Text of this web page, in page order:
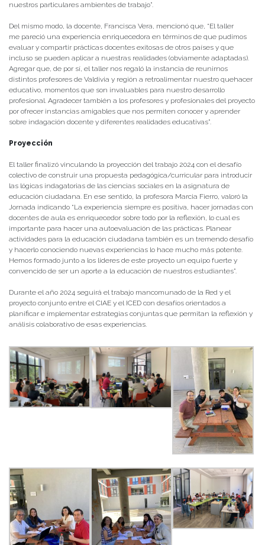
nuestros particulares ambientes de trabajo”.
Del mismo modo, la docente, Francisca Vera, mencionó que, “El taller
me pareció una experiencia enriquecedora en términos de que pudimos
evaluar y compartir prácticas docentes exitosas de otros países y que
incluso se pueden aplicar a nuestras realidades (obviamente adaptadas).
Agregar que, de por sí, el taller nos regaló la instancia de reunirnos
distintos profesores de Valdivia y región a retroalimentar nuestro quehacer
educativo, momentos que son invaluables para nuestro desarrollo
profesional. Agradecer también a los profesores y profesionales del proyecto
por ofrecer instancias amigables que nos permiten conocer y aprender
sobre indagación docente y diferentes realidades educativas”.
Proyección
El taller finalizó vinculando la proyección del trabajo 2024 con el desafío
colectivo de construir una propuesta pedagógica/curricular para introducir
las lógicas indagatorias de las ciencias sociales en la asignatura de
educación ciudadana. En ese sentido, la profesora Marcia Fierro, valoró la
Jornada indicando “La experiencia siempre es positiva, hacer jornadas con
docentes de aula es enriquecedor sobre todo por la reflexión, lo cual es
importante para hacer una autoevaluación de las prácticas. Planear
actividades para la educación ciudadana también es un tremendo desafío
y hacerlo conociendo nuevas experiencias lo hace mucho más potente.
Hemos formado junto a los lideres de este proyecto un equipo fuerte y
convencido de ser un aporte a la educación de nuestros estudiantes”.
Durante el año 2024 seguirá el trabajo mancomunado de la Red y el
proyecto conjunto entre el CIAE y el ICED con desafíos orientados a
planificar e implementar estrategias conjuntas que permitan la reflexión y
análisis colaborativo de esas experiencias.